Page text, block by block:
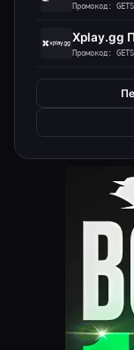
Промокод:
Xplay.gg
Промокод: